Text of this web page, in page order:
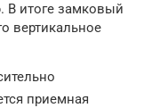
В итоге замковый
вертикальное
приемная